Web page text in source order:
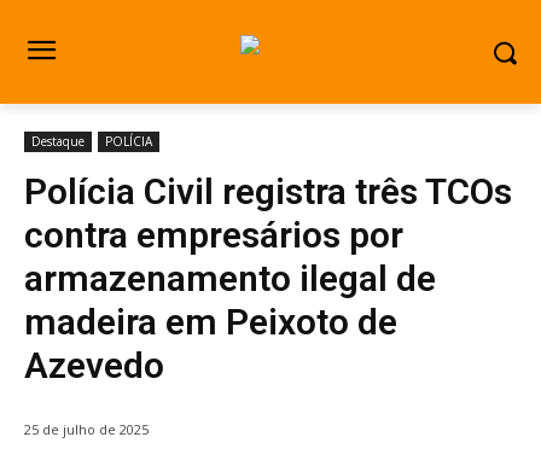
Destaque POLÍCIA
Polícia Civil registra três TCOs
contra empresários por
armazenamento ilegal de
madeira em Peixoto de
Azevedo
25 de julho de 2025